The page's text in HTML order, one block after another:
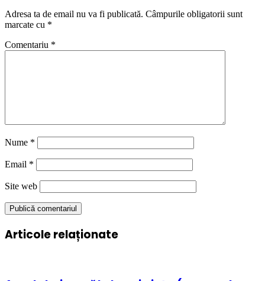
Adresa ta de email nu va fi publicată. Câmpurile obligatorii sunt
marcate cu *
Comentariu *
Nume *
Email *
Site web
Articole relaționate